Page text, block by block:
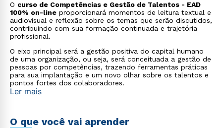
O curso de Competências e Gestão de Talentos - EAD
100% on-line proporcionará momentos de leitura textual e
audiovisual e reflexão sobre os temas que serão discutidos,
contribuindo com sua formação continuada e trajetória
profissional.
O eixo principal será a gestão positiva do capital humano
de uma organização, ou seja, será conceituada a gestão de
pessoas por competências, trazendo ferramentas práticas
para sua implantação e um novo olhar sobre os talentos e
pontos fortes dos colaboradores.
Ler mais
O que você vai aprender